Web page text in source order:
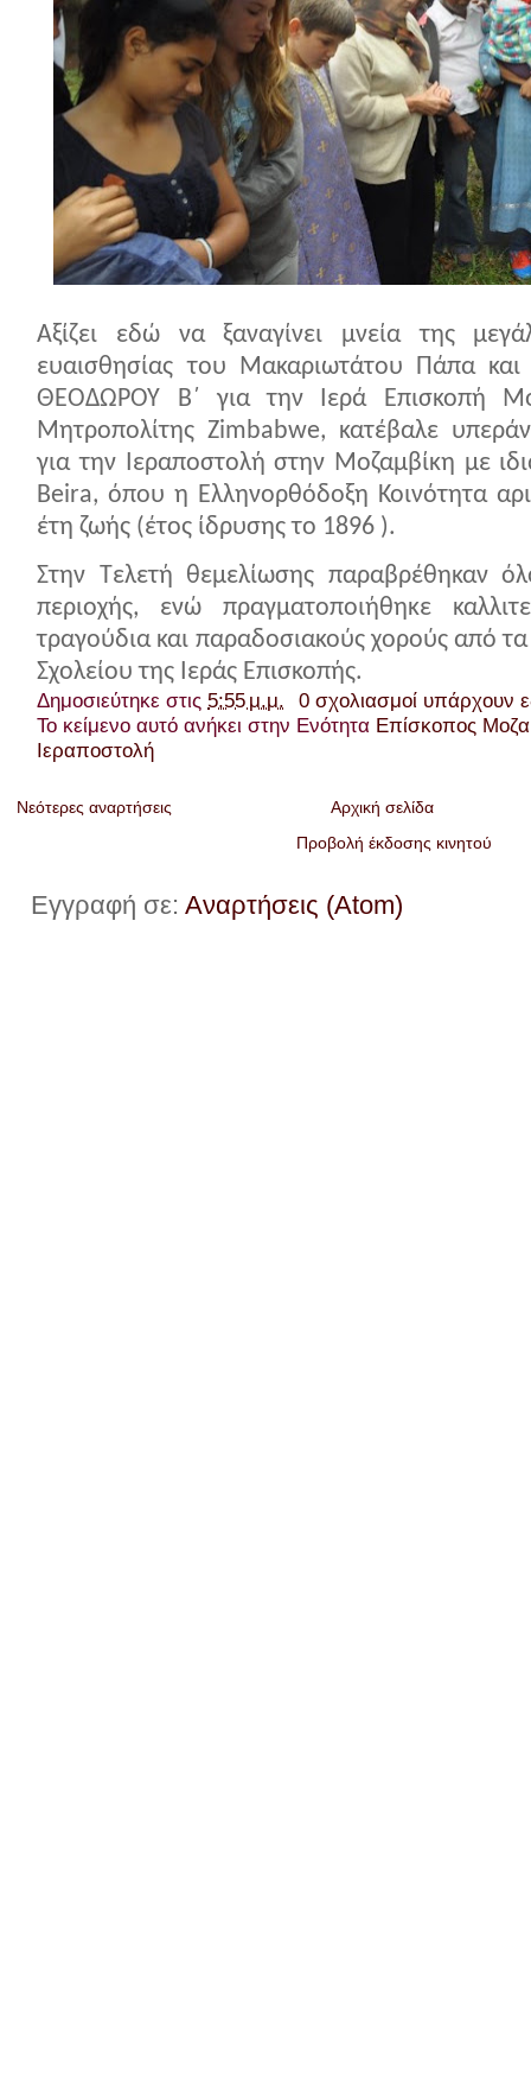
Αξίζει εδώ να ξαναγίνει μνεία της
ευαισθησίας του Μακαριωτάτου Πάπα
ΘΕΟΔΩΡΟΥ Β΄ για την Ιερά Επισκοπή
ΜητροπολίτηςZimbabwe, κατέβαλε
για την Ιεραποστολή στην Μοζαμβίκη με
Beira, όπου η Ελληνορθόδοξη Κοινότητα
έτη ζωής (έτος ίδρυσης το 1896 ).
Στην Τελετή θεμελίωσης παραβρέθηκαν
περιοχής, ενώ πραγματοποιήθηκε
τραγούδια και παραδοσιακούς χορούς από τα
Σχολείου της Ιεράς Επισκοπής.
Δημοσιεύτηκε στις 5:55 μ.μ.
0 σχολιασμοί υπάρχουν
Το κείμενο αυτό ανήκει στην Ενότητα Επίσκοπος
Ιεραποστολή
Νεότερες αναρτήσεις
Αρχική σελίδα
Προβολή έκδοσης κινητού
Εγγραφή σε:Αναρτήσεις (Atom)